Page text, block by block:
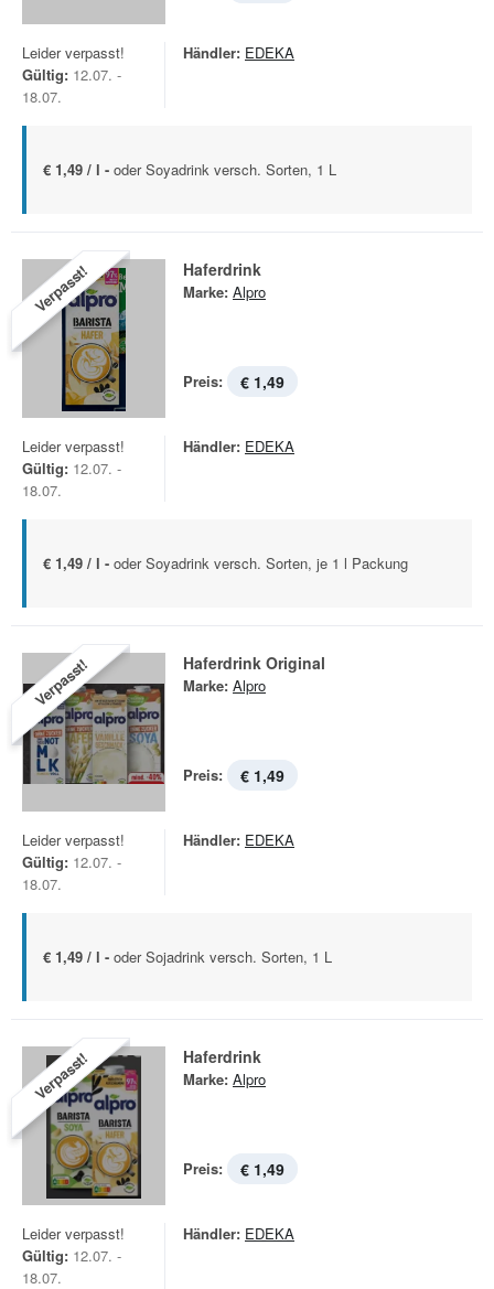
Leider verpasst!
Gültig: 12.07. -
18.07.
Händler: EDEKA
€ 1,49 / l - oder Soyadrink versch. Sorten, 1 L
Verpasst! Haferdrink
Marke: Alpro
Preis: € 1,49
Leider verpasst!
Gültig: 12.07. -
18.07.
Händler: EDEKA
€ 1,49 / l - oder Soyadrink versch. Sorten, je 1 l Packung
Verpasst! Haferdrink Original
Marke: Alpro
Preis: € 1,49
Leider verpasst!
Gültig: 12.07. -
18.07.
Händler: EDEKA
€ 1,49 / l - oder Sojadrink versch. Sorten, 1 L
Verpasst! Haferdrink
Marke: Alpro
Preis: € 1,49
Leider verpasst!
Gültig: 12.07. -
18.07.
Händler: EDEKA